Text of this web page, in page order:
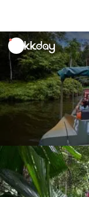
unread
notifications